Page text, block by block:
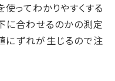
ってわかりやすくする
に合わせるのかの測定
にずれが生じるので注